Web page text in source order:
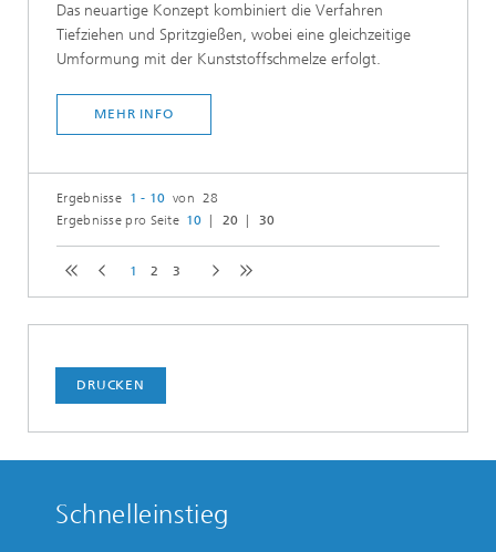
Das neuartige Konzept kombiniert die Verfahren
Tiefziehen und Spritzgießen, wobei eine gleichzeitige
Umformung mit der Kunststoffschmelze erfolgt.
MEHR INFO
Ergebnisse 1 - 10 von 28
Ergebnisse pro Seite 10 20 30
1 2 3
DRUCKEN
Schnelleinstieg